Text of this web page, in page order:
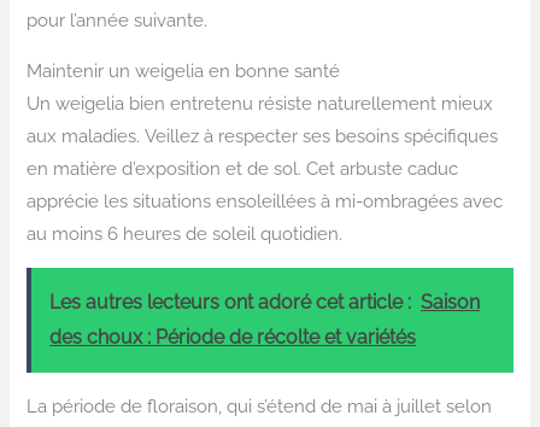
pour l’année suivante.
Maintenir un weigelia en bonne santé
Un weigelia bien entretenu résiste naturellement mieux
aux maladies. Veillez à respecter ses besoins spécifiques
en matière d’exposition et de sol. Cet arbuste caduc
apprécie les situations ensoleillées à mi-ombragées avec
au moins 6 heures de soleil quotidien.
Les autres lecteurs ont adoré cet article : Saison
des choux : Période de récolte et variétés
La période de floraison, qui s’étend de mai à juillet selon